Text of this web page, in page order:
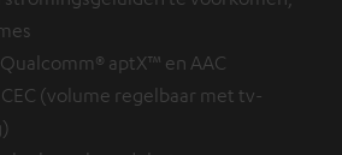
aptX™ en AAC
(volume regelbaar met tv-